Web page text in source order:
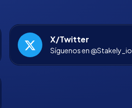
X/Twitter
Síguenos en @Stakely_io